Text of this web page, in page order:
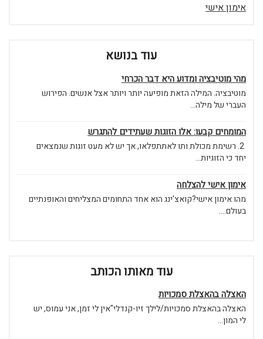
אימון אישי
עוד בנושא
מהי מוטיבציה ומדוע היא דבר הכרחי
מוטיבציה. המילה הזאת מופיעה יותר ויותר אצל אנשים. הפירוש
העברי של מילה...
המומחים קבעו: אלו הזוגות שעתידים להתגרש
2. רשימת מכולת ותו לאתתפלאו, אך יש לא מעט זוגות שנמצאים
יחד כי הזוגיות...
אימון אישי להצלחה
מהו אימון אישי?קואצ'ינג הוא אחד התחומים המצליחים והאופנתיים
בעולם....
עוד מאותו הכותב
האצלה בהאצלת סמכויות
האצלה בהאצלת סמכויות/לילך זיו-קנדלי"אין לי זמן, אני עמוס, יש
לי המון...